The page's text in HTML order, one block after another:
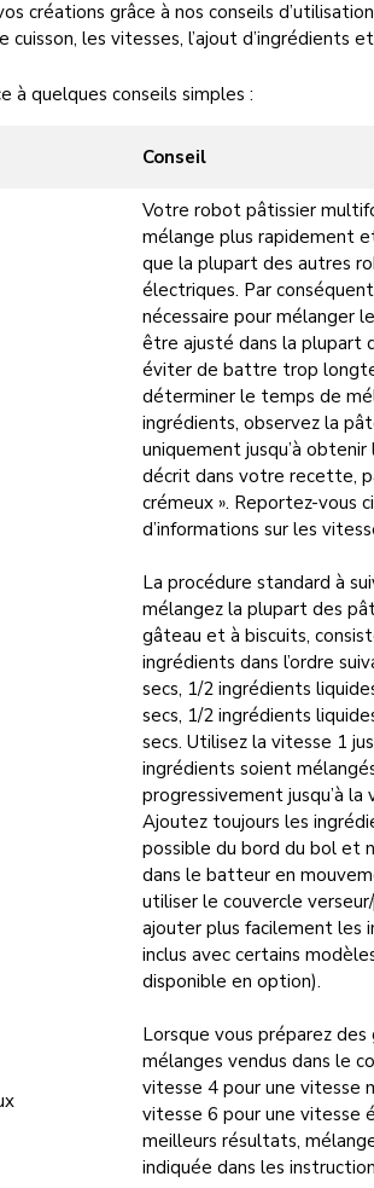
créations grâce à nos conseils
les vitesses, l’ajout d’ingrédients
à quelques conseils simples :
Conseil
Votre robot pâtissier
mélange plus rapidement
que la plupart des autres
électriques. Par
nécessaire pour mélanger
être ajusté dans la plupart
éviter de battre trop
déterminer le temps de
ingrédients, observez la
uniquement jusqu’à obtenir
décrit dans votre recette,
crémeux ». Reportez-vous
d’informations sur les
La procédure standard à
mélangez la plupart des
gâteau et à biscuits,
ingrédients dans l’ordre
secs, 1/2 ingrédients
secs, 1/2 ingrédients
secs. Utilisez la vitesse 1
ingrédients soient
progressivement jusqu’à la
Ajoutez toujours les
possible du bord du bol et
dans le batteur en
utiliser le couvercle
ajouter plus facilement les
inclus avec certains
disponible en option).
Lorsque vous préparez
mélanges vendus dans le
vitesse 4 pour une vitesse
vitesse 6 pour une vitesse
meilleurs résultats,
indiquée dans les